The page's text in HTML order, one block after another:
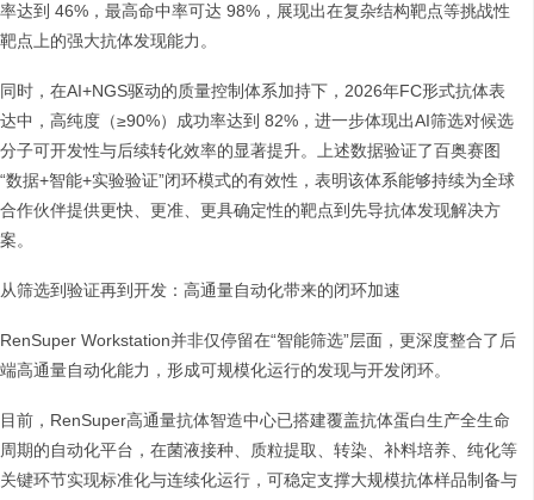
率达到 46%，最高命中率可达 98%，展现出在复杂结构靶点等挑战性
靶点上的强大抗体发现能力。
同时，在AI+NGS驱动的质量控制体系加持下，2026年FC形式抗体表
达中，高纯度（≥90%）成功率达到 82%，进一步体现出AI筛选对候选
分子可开发性与后续转化效率的显著提升。上述数据验证了百奥赛图
“数据+智能+实验验证”闭环模式的有效性，表明该体系能够持续为全球
合作伙伴提供更快、更准、更具确定性的靶点到先导抗体发现解决方
案。
从筛选到验证再到开发：高通量自动化带来的闭环加速
RenSuper Workstation并非仅停留在“智能筛选”层面，更深度整合了后
端高通量自动化能力，形成可规模化运行的发现与开发闭环。
目前，RenSuper高通量抗体智造中心已搭建覆盖抗体蛋白生产全生命
周期的自动化平台，在菌液接种、质粒提取、转染、补料培养、纯化等
关键环节实现标准化与连续化运行，可稳定支撑大规模抗体样品制备与